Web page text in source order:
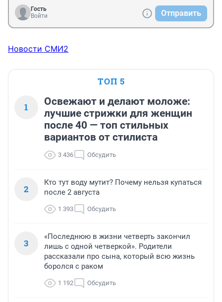
Гость
Войти
Отправить
Новости СМИ2
ТОП 5
1
Освежают и делают моложе:
лучшие стрижки для женщин
после 40 — топ стильных
вариантов от стилиста
3 436 Обсудить
2
Кто тут воду мутит? Почему нельзя купаться
после 2 августа
1 393 Обсудить
3
«Последнюю в жизни четверть закончил
лишь с одной четверкой». Родители
рассказали про сына, который всю жизнь
боролся с раком
1 192 Обсудить